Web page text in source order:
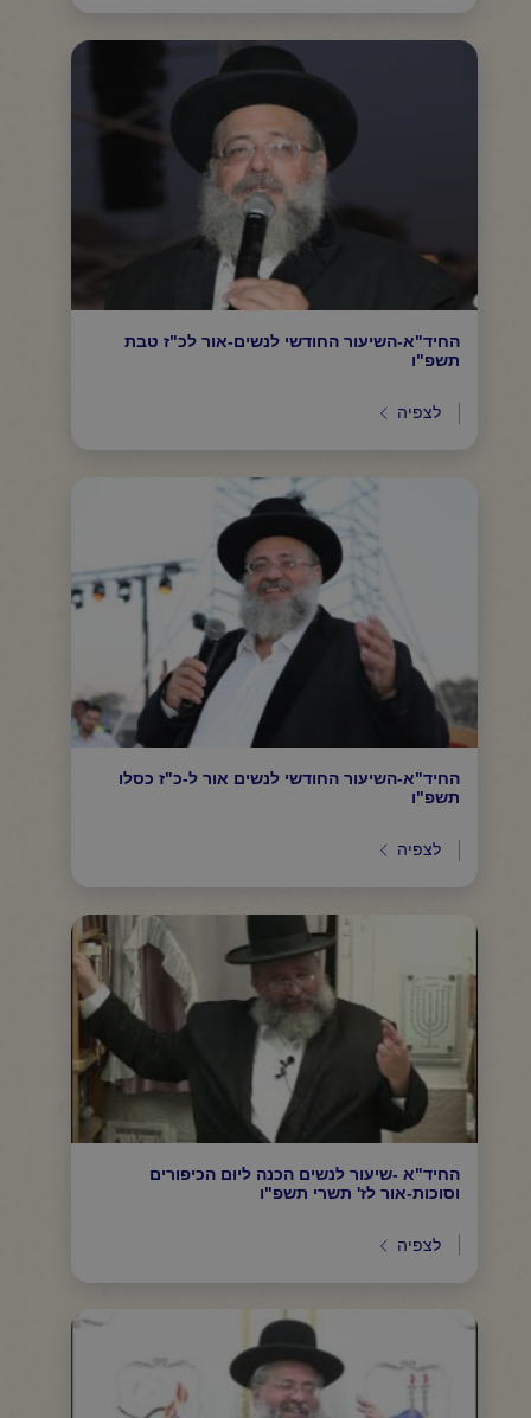
החיד"א-השיעור החודשי לנשים-אור לכ"ז טבת
תשפ"ו
לצפיה
החיד"א-השיעור החודשי לנשים אור ל-כ"ז כסלו
תשפ"ו
לצפיה
החיד"א -שיעור לנשים הכנה ליום הכיפורים
וסוכות-אור לז' תשרי תשפ"ו
לצפיה